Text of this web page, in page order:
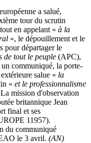
a salué,
tour du scrutin
en appelant « à la
», le dépouillement et le
pour départager le
de tout le peuple (APC),
communiqué, la porte-
salue « la
« et le professionnalisme
mission d'observation
britannique Jean
final et ses
11957).
du communiqué
le 3 avril. (AN)